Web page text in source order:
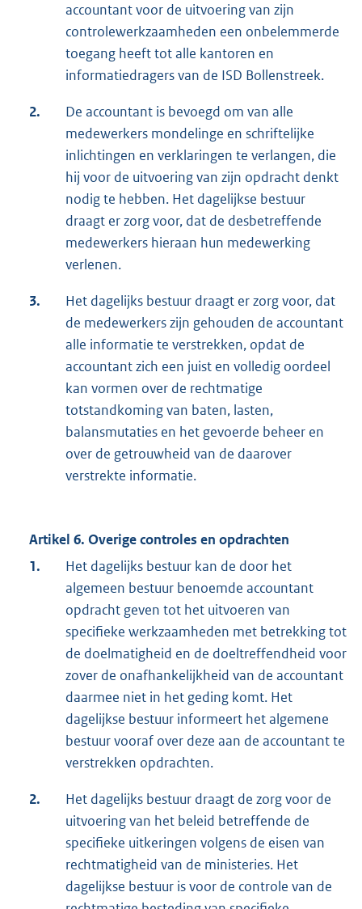
accountant voor de uitvoering van zijn
controlewerkzaamheden een onbelemmerde
toegang heeft tot alle kantoren en
informatiedragers van de ISD Bollenstreek.
2.
De accountant is bevoegd om van alle
medewerkers mondelinge en schriftelijke
inlichtingen en verklaringen te verlangen, die
hij voor de uitvoering van zijn opdracht denkt
nodig te hebben. Het dagelijkse bestuur
draagt er zorg voor, dat de desbetreffende
medewerkers hieraan hun medewerking
verlenen.
3.
Het dagelijks bestuur draagt er zorg voor, dat
de medewerkers zijn gehouden de accountant
alle informatie te verstrekken, opdat de
accountant zich een juist en volledig oordeel
kan vormen over de rechtmatige
totstandkoming van baten, lasten,
balansmutaties en het gevoerde beheer en
over de getrouwheid van de daarover
verstrekte informatie.
Artikel 6. Overige controles en opdrachten
1.
Het dagelijks bestuur kan de door het
algemeen bestuur benoemde accountant
opdracht geven tot het uitvoeren van
specifieke werkzaamheden met betrekking tot
de doelmatigheid en de doeltreffendheid voor
zover de onafhankelijkheid van de accountant
daarmee niet in het geding komt. Het
dagelijkse bestuur informeert het algemene
bestuur vooraf over deze aan de accountant te
verstrekken opdrachten.
2.
Het dagelijks bestuur draagt de zorg voor de
uitvoering van het beleid betreffende de
specifieke uitkeringen volgens de eisen van
rechtmatigheid van de ministeries. Het
dagelijkse bestuur is voor de controle van de